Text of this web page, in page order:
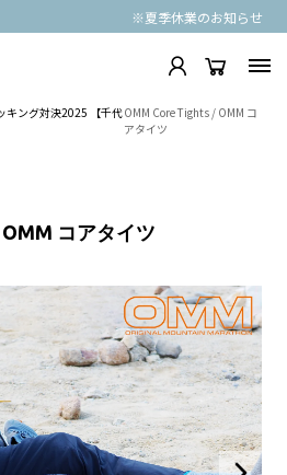
※夏季休業のお知らせ
キング対決2025 【千代OMM Core Tights / OMM コ
アタイツ
コアタイツ